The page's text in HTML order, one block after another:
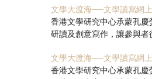
文學大渡海──文學讀寫網
香港文學研究中心承蒙孔
研讀及創意寫作，讓參與
文學大渡海──文學讀寫網
香港文學研究中心承蒙孔